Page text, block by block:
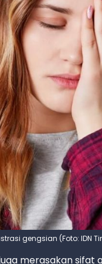
gengsian (Foto: IDN
merasakan sifat